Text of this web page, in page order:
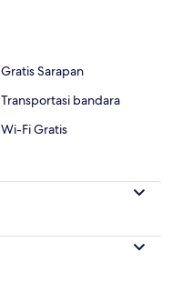
Gratis Sarapan
Transportasi bandara
Wi-Fi Gratis